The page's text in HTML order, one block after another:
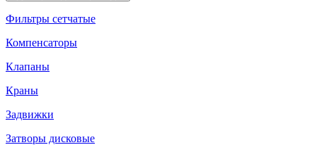
Фильтры сетчатые
Компенсаторы
Клапаны
Краны
Задвижки
Затворы дисковые